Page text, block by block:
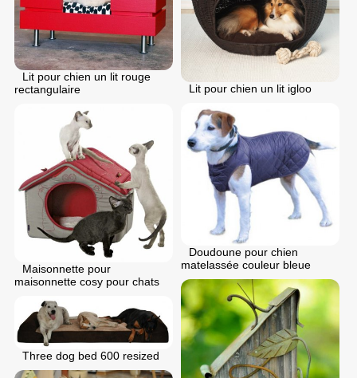
Lit pour chien un lit igloo
Lit pour chien un lit rouge
rectangulaire
Doudoune pour chien
matelassée couleur bleue
Maisonnette pour
maisonnette cosy pour chats
Three dog bed 600 resized